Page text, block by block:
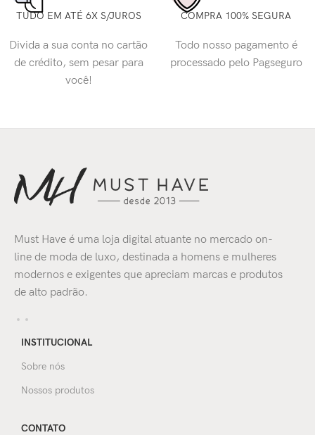
TUDO EM ATÉ 6X S/JUROS
Divida a sua conta no cartão
de crédito, sem pesar para
você!
COMPRA 100% SEGURA
Todo nosso pagamento é
processado pelo Pagseguro
Must Have é uma loja digital atuante no mercado on-
line de moda de luxo, destinada a homens e mulheres
modernos e exigentes que apreciam marcas e produtos
de alto padrão.
INSTITUCIONAL
Sobre nós
Nossos produtos
CONTATO